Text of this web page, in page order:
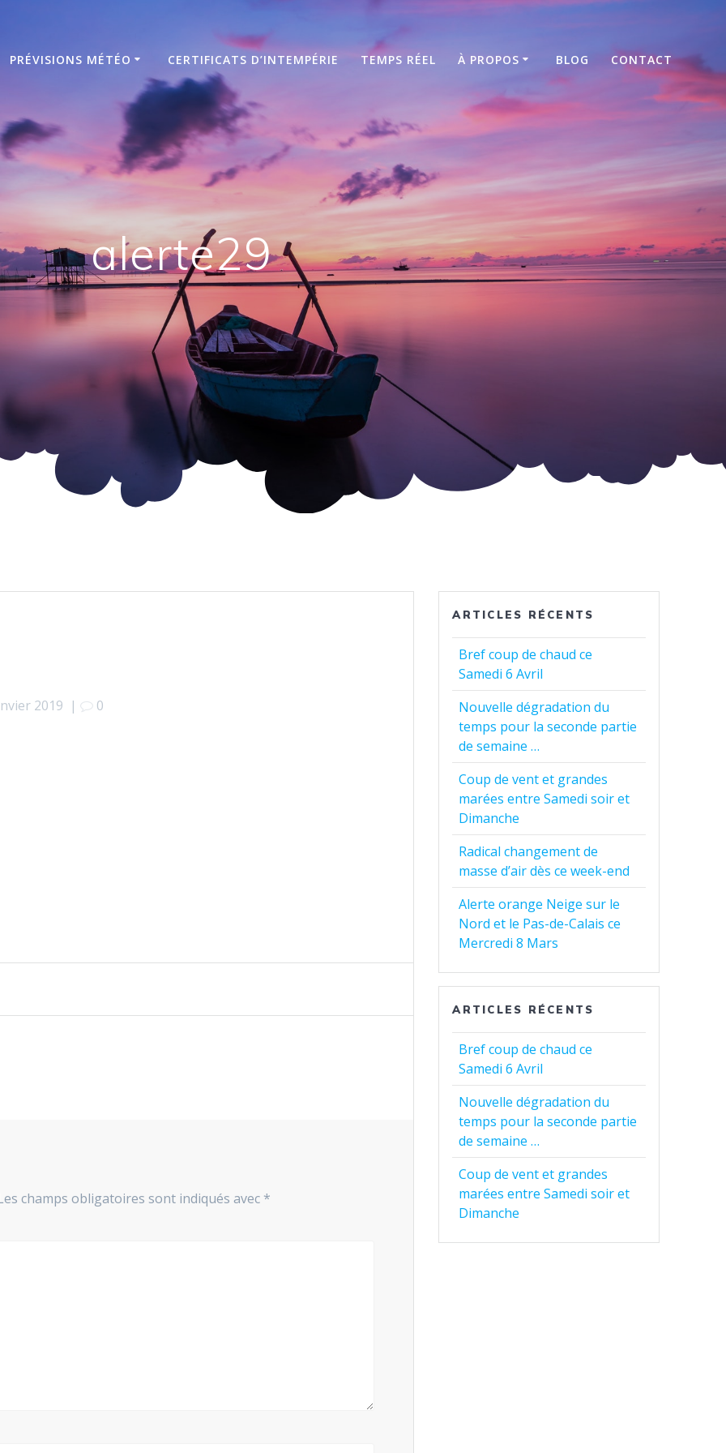
PRÉVISIONS MÉTÉO CERTIFICATS D’INTEMPÉRIE TEMPS RÉEL À PROPOS BLOG CONTACT
alerte29
2019 | 0
champs obligatoires sont indiqués avec *
ARTICLES RÉCENTS
Bref coup de chaud ce
Samedi 6 Avril
Nouvelle dégradation du
temps pour la seconde partie
de semaine …
Coup de vent et grandes
marées entre Samedi soir et
Dimanche
Radical changement de
masse d’air dès ce week-end
Alerte orange Neige sur le
Nord et le Pas-de-Calais ce
Mercredi 8 Mars
ARTICLES RÉCENTS
Bref coup de chaud ce
Samedi 6 Avril
Nouvelle dégradation du
temps pour la seconde partie
de semaine …
Coup de vent et grandes
marées entre Samedi soir et
Dimanche